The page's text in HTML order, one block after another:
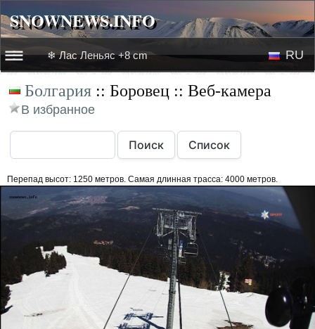
SNOWNEWS.INFO
☰☰
Новости
Лыжное видео
❄ Лас Леньяс +8 cm RU
Болгария :: Боровец :: Веб-камера
В избранное
Перепад высот: 1250 метров. Самая длинная трасса: 4000 метров.